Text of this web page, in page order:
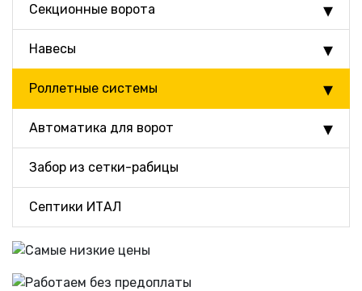
Секционные ворота
Навесы
Роллетные системы
Автоматика для ворот
Забор из сетки-рабицы
Септики ИТАЛ